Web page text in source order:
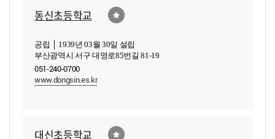
동신초등학교
공립 │ 1939년 03월 30일 설립
부산광역시 서구 대영로85번길 81-19
051-240-0700
www.dongsin.es.kr
대신초등학교